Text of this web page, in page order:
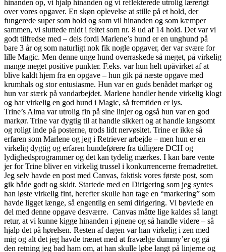
hinanden op, vi hjalp hinanden og vi reflekterede utrolig lærerigt
over vores opgaver. En skøn oplevelse at stille på et hold, der
fungerede super som hold og som vil hinanden og som kæmper
sammen, vi sluttede midt i feltet som nr. 8 ud af 14 hold. Det var vi
godt tilfredse med – dels fordi Marlene’s hund er en unghund på
bare 3 år og som naturligt nok fik nogle opgaver, der var svære for
lille Magic. Men denne unge hund overraskede så meget, på virkelig
mange meget positive punkter. F.eks. var hun helt upåvirket af at
blive kaldt hjem fra en opgave – hun gik på næste opgave med
krumhals og stor entusiasme. Hun var en guds benådet markør og
hun var stærk på vandarbejdet. Marlene handler hende virkelig klogt
og har virkelig en god hund i Magic, så fremtiden er lys.
Trine’s Alma var utrolig fin på sine linjer og også hun var en god
markør. Trine var dygtig til at handle sikkert og at handle langsomt
og roligt inde på posterne, trods lidt nervøsitet. Trine er ikke så
erfaren som Marlene og jeg i Retriever arbejde – men hun er en
virkelig dygtig og erfaren hundeførere fra tidligere DCH og
lydighedsprogrammer og det kan tydelig mærkes. I kan bare vente
jer for Trine bliver en virkelig trussel i konkurrencerne fremadrettet.
Jeg selv havde en post med Canvas, faktisk vores første post, som
gik både godt og skidt. Startede med en Dirigering som jeg syntes
han løste virkelig fint, herefter skulle han tage en “markering” som
havde ligget længe, så engentlig en semi dirigering. Vi bøvlede en
del med denne opgave desværre. Canvas måtte lige kaldes så langt
retur, at vi kunne kigge hinanden i øjnene og så handle videre – så
hjalp det på hørelsen. Resten af dagen var han virkelig i zen med
mig og alt det jeg havde trænet med at fravælge dummy’er og gå
den retning jeg bad ham om, at han skulle løbe langt på linjerne og